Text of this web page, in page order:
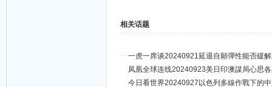
相关话题
一虎一席谈20240921延退自願彈性能否緩
凤凰全球连线20240923美日印澳謀局心思
今日看世界20240927以色列多線作戰下的